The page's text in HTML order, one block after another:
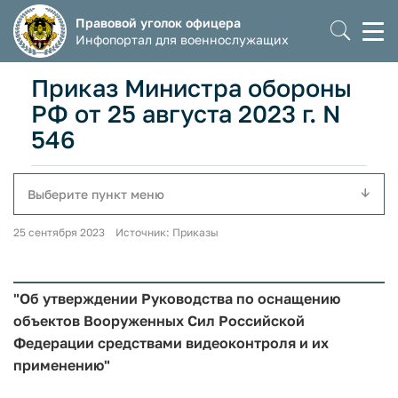
Правовой уголок офицера
Инфопортал для военнослужащих
Приказ Министра обороны
РФ от 25 августа 2023 г. N
546
Выберите пункт меню
25 сентября 2023 Источник: Приказы
"Об утверждении Руководства по оснащению
объектов Вооруженных Сил Российской
Федерации средствами видеоконтроля и их
применению"